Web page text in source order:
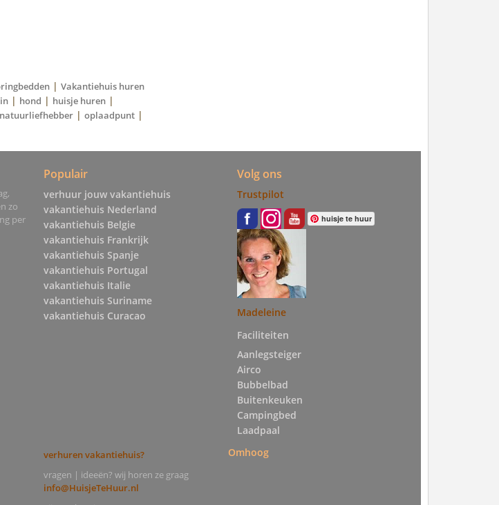
| Vakantiehuis huren
| hond | huisje huren |
natuurliefhebber | oplaadpunt |
zo
per
Populair
verhuur jouw vakantiehuis
vakantiehuis Nederland
vakantiehuis Belgie
vakantiehuis Frankrijk
vakantiehuis Spanje
vakantiehuis Portugal
vakantiehuis Italie
vakantiehuis Suriname
vakantiehuis Curacao
Volg ons
Trustpilot
huisje te huur
Madeleine
Faciliteiten
Aanlegsteiger
Airco
Bubbelbad
Buitenkeuken
Campingbed
Laadpaal
verhuren vakantiehuis?
vragen | ideeën? wij horen ze graag
info@HuisjeTeHuur.nl
Omhoog